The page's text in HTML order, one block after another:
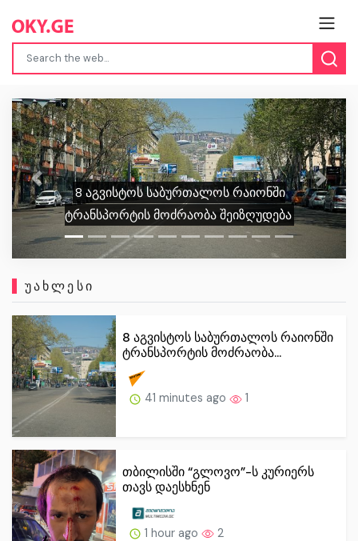
თბილისში “გლოვო”-ს კურიერს თავს
დაესხნენ
Previous Next
ᲣᲐᲮᲚᲔᲡᲘ
8 აგვისტოს საბურთალოს რაიონში
ტრანსპორტის მოძრაობა...
41 minutes ago 1
თბილისში “გლოვო”-ს კურიერს
თავს დაესხნენ
1 hour ago 2